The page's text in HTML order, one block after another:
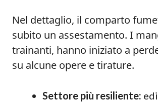
Nel dettaglio, il comparto
subito un assestamento. I
trainanti, hanno iniziato a
su alcune opere e tirature.
Settore più resiliente: